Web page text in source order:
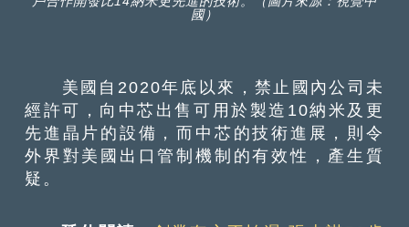
國）
美國自2020年底以來，禁止國內公司未
經許可，向中芯出售可用於製造10納米及更
先進晶片的設備，而中芯的技術進展，則令
外界對美國出口管制機制的有效性，產生質
疑。